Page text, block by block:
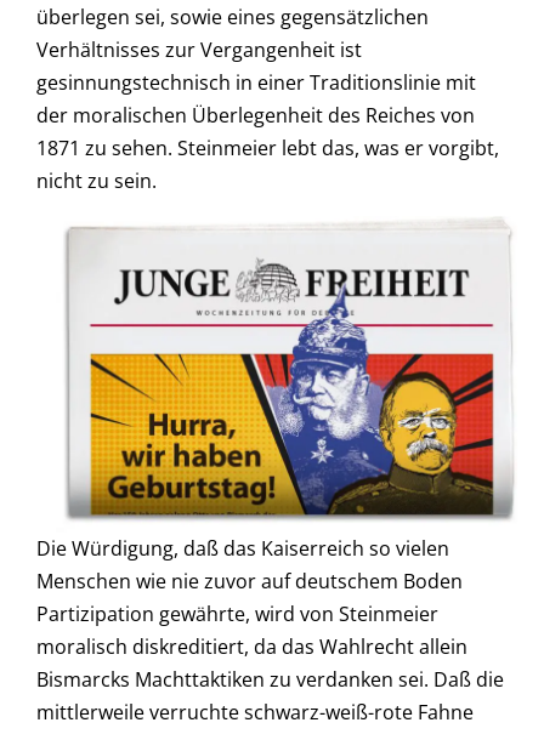
überlegen sei, sowie eines gegensätzlichen
Verhältnisses zur Vergangenheit ist
gesinnungstechnisch in einer Traditionslinie mit
der moralischen Überlegenheit des Reiches von
1871 zu sehen. Steinmeier lebt das, was er vorgibt,
nicht zu sein.
Die Würdigung, daß das Kaiserreich so vielen
Menschen wie nie zuvor auf deutschem Boden
Partizipation gewährte, wird von Steinmeier
moralisch diskreditiert, da das Wahlrecht allein
Bismarcks Machttaktiken zu verdanken sei. Daß die
mittlerweile verruchte schwarz-weiß-rote Fahne